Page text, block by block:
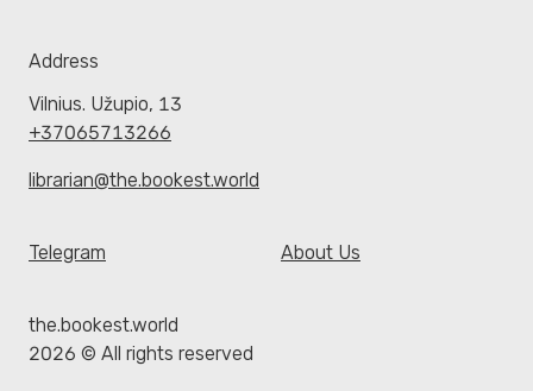
Address
Vilnius. Užupio, 13
+37065713266
librarian@the.bookest.world
Telegram About Us
the.bookest.world
2026 © All rights reserved